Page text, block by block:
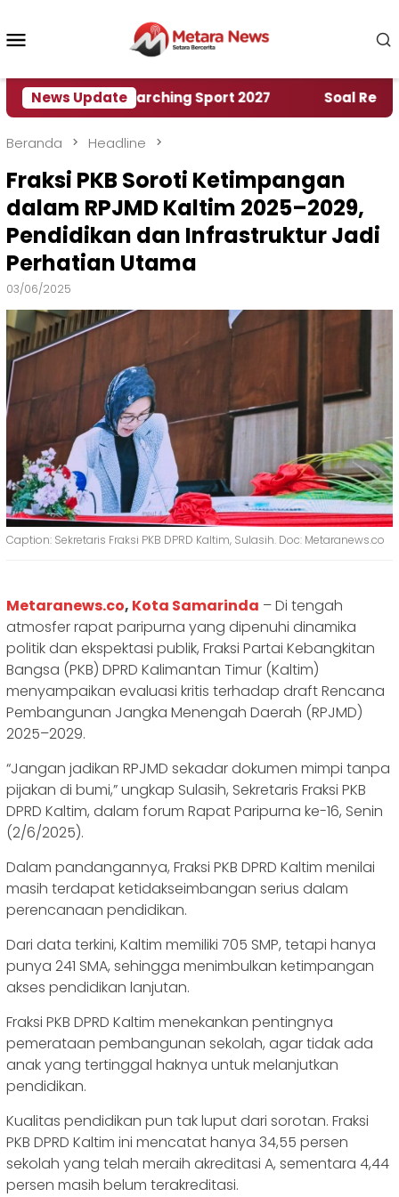
konten
News Update
World Marching Sport 2027 ‎Soal Rencana
Beranda Headline
Fraksi PKB Soroti Ketimpangan
dalam RPJMD Kaltim 2025–2029,
Pendidikan dan Infrastruktur Jadi
Perhatian Utama
03/06/2025
Caption: Sekretaris Fraksi PKB DPRD Kaltim, Sulasih. Doc: Metaranews.co
Metaranews.co, Kota Samarinda – Di tengah
atmosfer rapat paripurna yang dipenuhi dinamika
politik dan ekspektasi publik, Fraksi Partai Kebangkitan
Bangsa (PKB) DPRD Kalimantan Timur (Kaltim)
menyampaikan evaluasi kritis terhadap draft Rencana
Pembangunan Jangka Menengah Daerah (RPJMD)
2025–2029.
“Jangan jadikan RPJMD sekadar dokumen mimpi tanpa
pijakan di bumi,” ungkap Sulasih, Sekretaris Fraksi PKB
DPRD Kaltim, dalam forum Rapat Paripurna ke-16, Senin
(2/6/2025).
Dalam pandangannya, Fraksi PKB DPRD Kaltim menilai
masih terdapat ketidakseimbangan serius dalam
perencanaan pendidikan.
Dari data terkini, Kaltim memiliki 705 SMP, tetapi hanya
punya 241 SMA, sehingga menimbulkan ketimpangan
akses pendidikan lanjutan.
Fraksi PKB DPRD Kaltim menekankan pentingnya
pemerataan pembangunan sekolah, agar tidak ada
anak yang tertinggal haknya untuk melanjutkan
pendidikan.
Kualitas pendidikan pun tak luput dari sorotan. Fraksi
PKB DPRD Kaltim ini mencatat hanya 34,55 persen
sekolah yang telah meraih akreditasi A, sementara 4,44
persen masih belum terakreditasi.